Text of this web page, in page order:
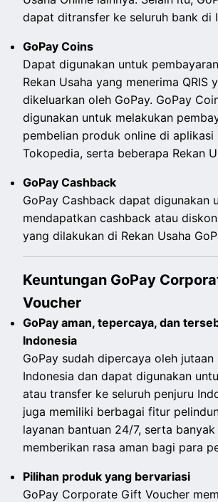
dapat ditransfer ke seluruh bank di
GoPay Coins
Dapat digunakan untuk
Rekan Usaha yang menerima QRIS
dikeluarkan oleh GoPay. GoPay
digunakan untuk melakukan
pembelian produk online di aplikasi
Tokopedia, serta beberapa Rekan
GoPay Cashback
GoPay Cashback dapat digunakan
mendapatkan cashback atau
yang dilakukan di Rekan Usaha
Keuntungan GoPay
Voucher
GoPay aman, tepercaya, dan
Indonesia
GoPay sudah dipercaya oleh jutaan
Indonesia dan dapat digunakan
atau transfer ke seluruh penjuru
juga memiliki berbagai fitur
layanan bantuan 24/7, serta
memberikan rasa aman bagi para
Pilihan produk yang bervariasi
GoPay Corporate Gift Voucher